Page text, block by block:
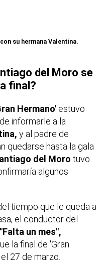
su hermana Valentina.
del Moro se
final?
Hermano' estuvo
informarle a la
y al padre de
quedarse hasta la gala
del Moro tuvo
algunos
tiempo que le queda a
el conductor del
"Falta un mes",
la final de 'Gran
27 de marzo.